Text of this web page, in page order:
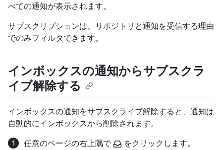
べての通知が表示されます。
サブスクリプションは、リポジトリと通知を受信する理由
でのみフィルタできます。
インボックスの通知からサブスクラ
イブ解除する
インボックスの通知をサブスクライブ解除すると、通知は
自動的にインボックスから削除されます。
任意のページの右上隅で
をクリックします。